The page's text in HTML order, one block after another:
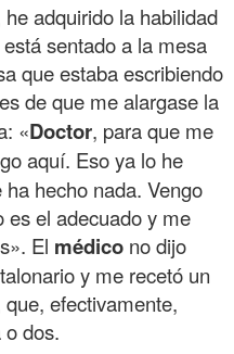
adquirido la habilidad
sentado a la mesa
que estaba escribiendo
de que me alargase la
«Doctor, para que me
aquí. Eso ya lo he
hecho nada. Vengo
es el adecuado y me
El médico no dijo
y me recetó un
efectivamente,
dos.